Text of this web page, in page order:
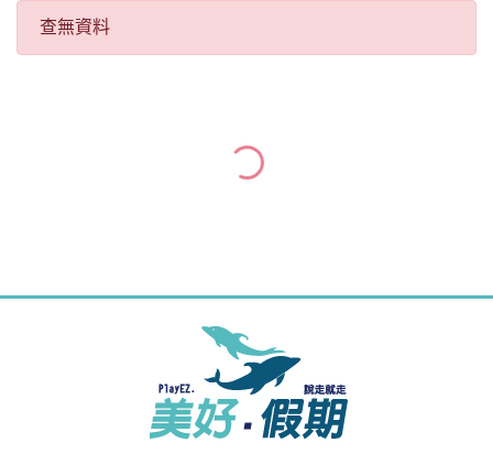
查無資料